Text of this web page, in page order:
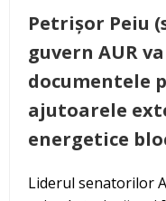
Petrișor Peiu
guvern AUR
documentele
ajutoarele
energetice
Liderul senatorilor